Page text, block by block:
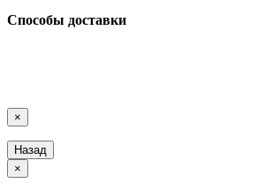
Способы доставки
×
Назад
×